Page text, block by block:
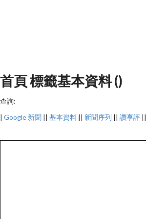
首頁 標籤基本資料 ()
查詢:
| Google 新聞 || 基本資料 || 新聞序列 || 讚享評 ||